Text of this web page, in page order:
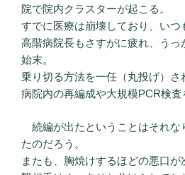
院で院内クラスターが起こる。
すでに医療は崩壊しており、いつ
高階病院長もさすがに疲れ、うっ
始末。
乗り切る方法を一任（丸投げ）さ
病院内の再編成や大規模PCR検査
続編が出たということはそれな
たのだろう。
またも、胸焼けするほどの悪口